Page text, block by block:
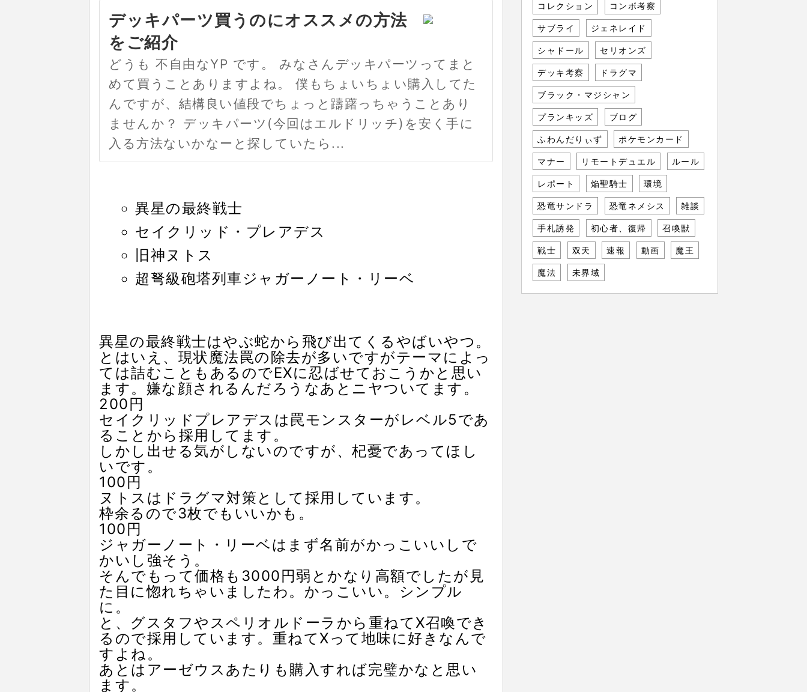
デッキパーツ買うのにオススメの方法
をご紹介
どうも 不自由なYP です。 みなさんデッキパーツってまと
めて買うことありますよね。 僕もちょいちょい購入してた
んですが、結構良い値段でちょっと躊躇っちゃうことあり
ませんか？ デッキパーツ(今回はエルドリッチ)を安く手に
入る方法ないかなーと探していたら...
異星の最終戦士
セイクリッド・プレアデス
旧神ヌトス
超弩級砲塔列車ジャガーノート・リーベ
異星の最終戦士はやぶ蛇から飛び出てくるやばいやつ。
とはいえ、現状魔法罠の除去が多いですがテーマによっ
ては詰むこともあるのでEXに忍ばせておこうかと思い
ます。嫌な顔されるんだろうなあとニヤついてます。
200円
セイクリッドプレアデスは罠モンスターがレベル5であ
ることから採用してます。
しかし出せる気がしないのですが、杞憂であってほし
いです。
100円
ヌトスはドラグマ対策として採用しています。
枠余るので3枚でもいいかも。
100円
ジャガーノート・リーベはまず名前がかっこいいしで
かいし強そう。
そんでもって価格も3000円弱とかなり高額でしたが見
た目に惚れちゃいましたわ。かっこいい。シンプル
に。
と、グスタフやスペリオルドーラから重ねてX召喚でき
るので採用しています。重ねてXって地味に好きなんで
すよね。
あとはアーゼウスあたりも購入すれば完璧かなと思い
ます。
コレクション コンボ考察
サブライ ジェネレイド
シャドール セリオンズ
デッキ考察 ドラグマ
ブラック・マジシャン
プランキッズ ブログ
ふわんだりぃず ポケモンカード
マナー リモートデュエル ルール
レポート 焔聖騎士 環境
恐竜サンドラ 恐竜ネメシス 雑談
手札誘発 初心者、復帰 召喚獣
戦士 双天 速報 動画 魔王
魔法 未界域